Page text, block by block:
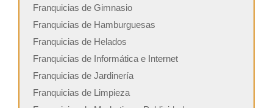
Franquicias de Gimnasio
Franquicias de Hamburguesas
Franquicias de Helados
Franquicias de Informática e Internet
Franquicias de Jardinería
Franquicias de Limpieza